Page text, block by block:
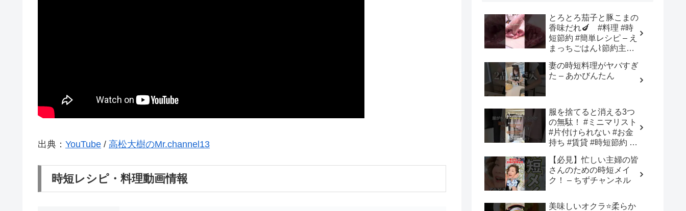
出典： YouTube / 高松大樹のMr.channel13
時短レシピ・料理動画情報
とろとろ茄子と豚こまの
香味だれ🍆 #料理 #時
短節約 #簡単レシピ – え
まっちごはん⌇節約主婦
妻の時短料理がヤバすぎ
た – あかびんたん
服を捨てると消える3つ
の無駄！ #ミニマリスト
#片付けられない #お金
持ち #賃貸 #時短節約 #
– Minimalist−Jay〜疲れ
た現代人を救う〜
【必見】忙しい主婦の皆
さんのための時短メイ
ク！ – ちずチャンネル
美味しいオクラ⭐️柔らか